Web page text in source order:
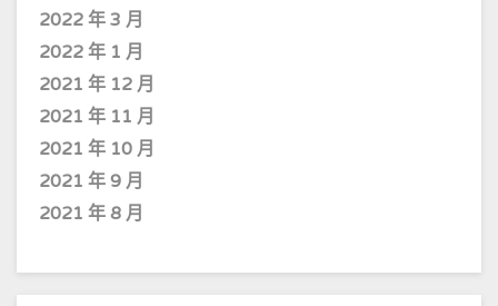
2022 年 3 月
2022 年 1 月
2021 年 12 月
2021 年 11 月
2021 年 10 月
2021 年 9 月
2021 年 8 月